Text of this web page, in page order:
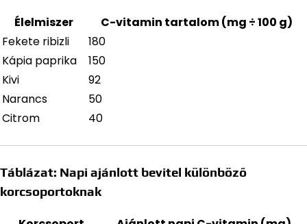
Élelmiszer
C-vitamin tartalom (mg ÷ 100 g)
Fekete ribizli
180
Kápia paprika
150
Kivi
92
Narancs
50
Citrom
40
Táblázat: Napi ajánlott bevitel különböző
korcsoportoknak